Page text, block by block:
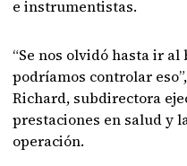
e instrumentistas.
“Se nos olvidó hasta ir al
podríamos controlar
Richard, subdirectora
prestaciones en salud y
operación.